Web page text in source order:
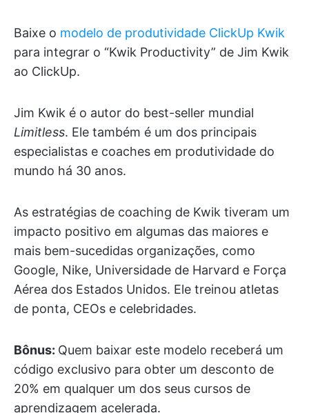
Baixe o modelo de produtividade ClickUp Kwik
para integrar o “Kwik Productivity” de Jim Kwik
ao ClickUp.
Jim Kwik é o autor do best-seller mundial
Limitless. Ele também é um dos principais
especialistas e coaches em produtividade do
mundo há 30 anos.
As estratégias de coaching de Kwik tiveram um
impacto positivo em algumas das maiores e
mais bem-sucedidas organizações, como
Google, Nike, Universidade de Harvard e Força
Aérea dos Estados Unidos. Ele treinou atletas
de ponta, CEOs e celebridades.
Bônus: Quem baixar este modelo receberá um
código exclusivo para obter um desconto de
20% em qualquer um dos seus cursos de
aprendizagem acelerada.